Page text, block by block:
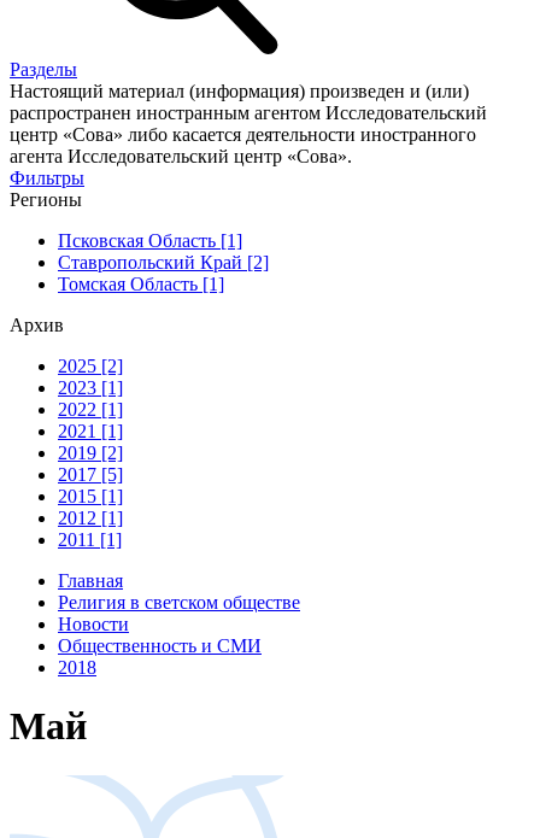
Разделы
Настоящий материал (информация) произведен и (или)
распространен иностранным агентом Исследовательский
центр «Сова» либо касается деятельности иностранного
агента Исследовательский центр «Сова».
Фильтры
Регионы
Псковская Область [1]
Ставропольский Край [2]
Томская Область [1]
Архив
2025 [2]
2023 [1]
2022 [1]
2021 [1]
2019 [2]
2017 [5]
2015 [1]
2012 [1]
2011 [1]
Главная
Религия в светском обществе
Новости
Общественность и СМИ
2018
Май